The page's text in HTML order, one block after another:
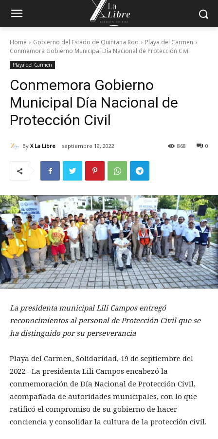
Home Gobierno del Estado de Quintana Roo
Playa del Carmen
Conmemora Gobierno Municipal Día Nacional de Protección Civil
Playa del Carmen
Conmemora Gobierno
Municipal Día Nacional de
Protección Civil
By X La Libre septiembre 19, 2022 0
868
La presidenta municipal Lili Campos entregó
reconocimientos al personal de Protección Civil que se
ha distinguido por su perseverancia
Playa del Carmen, Solidaridad, 19 de septiembre del
2022.- La presidenta Lili Campos encabezó la
conmemoración de Día Nacional de Protección Civil,
acompañada de autoridades municipales, con lo que
ratificó el compromiso de su gobierno de hacer
conciencia y consolidar la cultura de la protección civil.